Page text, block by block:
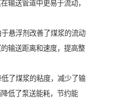
输送管道中更易于流动，
悬浮剂改善了煤浆的流动
输送距离和速度，提高整
了煤浆的粘度，减少了输
低了泵送能耗，节约能